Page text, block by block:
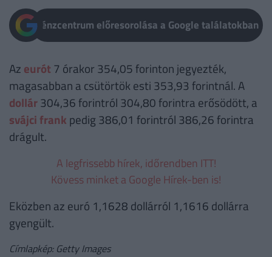
Pénzcentrum előresorolása a Google találatokban
Az eurót 7 órakor 354,05 forinton jegyezték,
magasabban a csütörtök esti 353,93 forintnál. A
dollár304,36 forintról 304,80 forintra erősödött, a
svájci frank pedig 386,01 forintról 386,26 forintra
drágult.
A legfrissebb hírek, időrendben ITT!
Kövess minket a Google Hírek-ben is!
Eközben az euró 1,1628 dollárról 1,1616 dollárra
gyengült.
Címlapkép: Getty Images